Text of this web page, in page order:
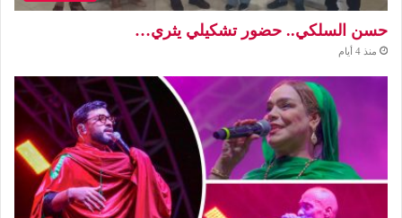
حسن السلكي.. حضور تشكيلي يثري…
منذ 4 أيام